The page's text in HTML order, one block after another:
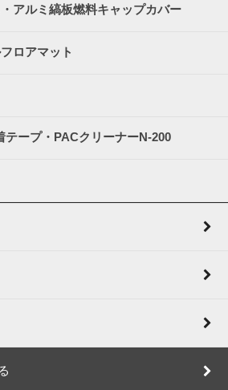
アルミ縞板燃料キャップカバー
ロアマット
テープ・PACクリーナーN-200